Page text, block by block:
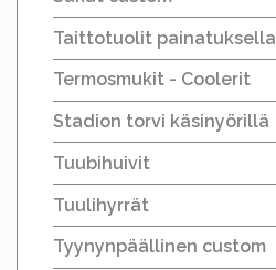
Taittotuolit painatuksella
Termosmukit - Coolerit
Stadion torvi käsinyörillä
Tuubihuivit
Tuulihyrrät
Tyynynpäällinen custom